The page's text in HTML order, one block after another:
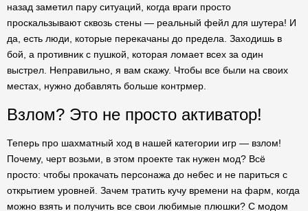
назад заметил пару ситуаций, когда враги просто
проскальзывают сквозь стены — реальный фейл для шутера! И
да, есть люди, которые перекачаны до предела. Заходишь в
бой, а противник с пушкой, которая ломает всех за один
выстрел. Неправильно, я вам скажу. Чтобы все были на своих
местах, нужно добавлять больше контрмер.
Взлом? Это не просто активатор!
Теперь про шахматный ход в нашей категории игр — взлом!
Почему, черт возьми, в этом проекте так нужен мод? Всё
просто: чтобы прокачать персонажа до небес и не париться с
открытием уровней. Зачем тратить кучу времени на фарм, когда
можно взять и получить все свои любимые плюшки? С модом